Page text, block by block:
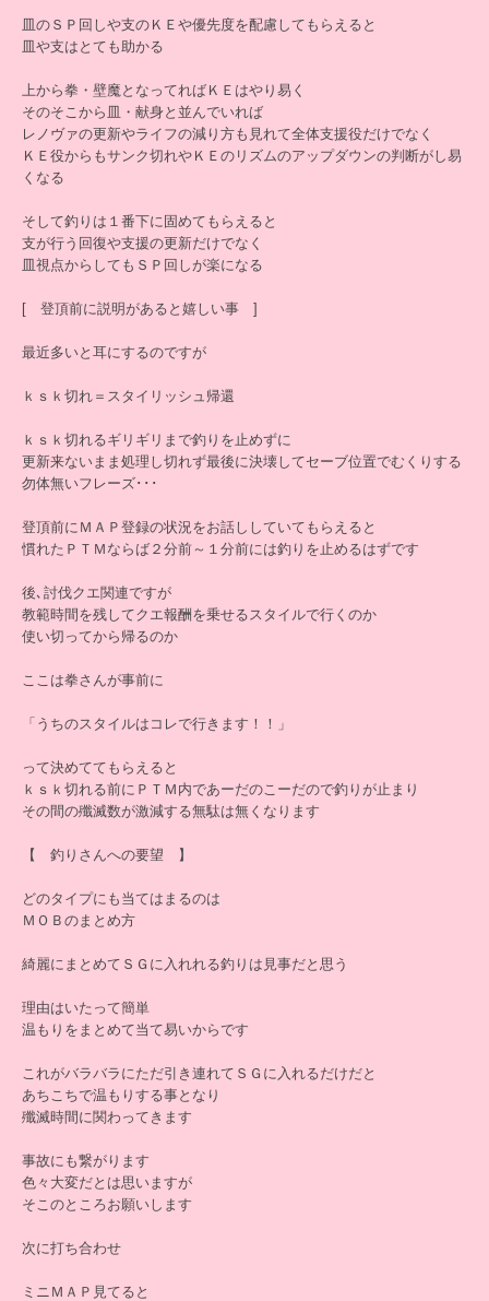
皿のＳＰ回しや支のＫＥや優先度を配慮してもらえると
皿や支はとても助かる
上から拳・壁魔となってればＫＥはやり易く
そのそこから皿・献身と並んでいれば
レノヴァの更新やライフの減り方も見れて全体支援役だけでなく
ＫＥ役からもサンク切れやＫＥのリズムのアップダウンの判断がし易
くなる
そして釣りは１番下に固めてもらえると
支が行う回復や支援の更新だけでなく
皿視点からしてもＳＰ回しが楽になる
[ 登頂前に説明があると嬉しい事 ]
最近多いと耳にするのですが
ｋｓｋ切れ＝スタイリッシュ帰還
ｋｓｋ切れるギリギリまで釣りを止めずに
更新来ないまま処理し切れず最後に決壊してセーブ位置でむくりする
勿体無いフレーズ･･･
登頂前にＭＡＰ登録の状況をお話ししていてもらえると
慣れたＰＴＭならば２分前～１分前には釣りを止めるはずです
後､討伐クエ関連ですが
教範時間を残してクエ報酬を乗せるスタイルで行くのか
使い切ってから帰るのか
ここは拳さんが事前に
「うちのスタイルはコレで行きます！！」
って決めててもらえると
ｋｓｋ切れる前にＰＴＭ内であーだのこーだので釣りが止まり
その間の殲滅数が激減する無駄は無くなります
【 釣りさんへの要望 】
どのタイプにも当てはまるのは
ＭＯＢのまとめ方
綺麗にまとめてＳＧに入れれる釣りは見事だと思う
理由はいたって簡単
温もりをまとめて当て易いからです
これがバラバラにただ引き連れてＳＧに入れるだけだと
あちこちで温もりする事となり
殲滅時間に関わってきます
事故にも繋がります
色々大変だとは思いますが
そこのところお願いします
次に打ち合わせ
ミニＭＡＰ見てると